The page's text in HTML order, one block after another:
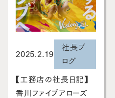
2025.2.19
社長ブ
ログ
【工務店の社長日記】
香川ファイブアローズ